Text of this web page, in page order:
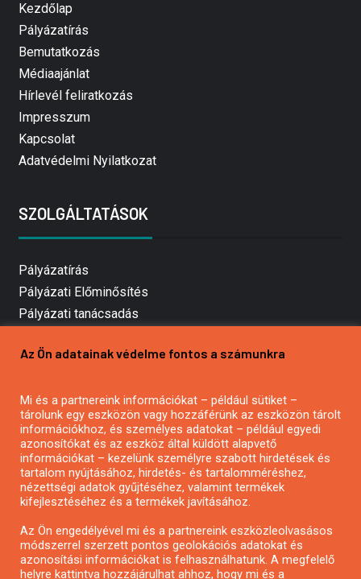
Kezdőlap
Pályázatírás
Bemutatkozás
Médiaajánlat
Hírlevél feliratkozás
Impresszum
Kapcsolat
Adatvédelmi Nyilatkozat
SZOLGÁLTATÁSOK
Pályázatírás
Pályázati Előminősítés
Pályázati tanácsadás
Mezőgazdasági pályázatírás
Pályázatírás civil szervezeteknek
Pályázatírás önkormányzatoknak
Pályázatfigyelés
Specifikus pályázatfigyelés vagy hírlevél
Pályázatok magánszemélyeknek
Az Ön adatainak védelme fontos a számunkra
Mi és a partnereink információkat – például sütiket –
tárolunk egy eszközön vagy hozzáférünk az eszközön tárolt
információkhoz, és személyes adatokat – például egyedi
azonosítókat és az eszköz által küldött alapvető
információkat – kezelünk személyre szabott hirdetések és
tartalom nyújtásához, hirdetés- és tartalomméréshez,
nézettségi adatok gyűjtéséhez, valamint termékek
kifejlesztéséhez és a termékek javításához.
Az Ön engedélyével mi és a partnereink eszközleolvasásos
módszerrel szerzett pontos geolokációs adatokat és
azonosítási információkat is felhasználhatunk. A megfelelő
helyre kattintva hozzájárulhat ahhoz, hogy mi és a